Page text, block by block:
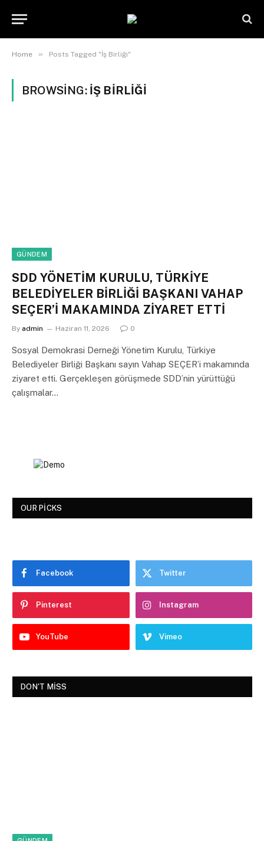
Home » Posts Tagged "İş Birliği"
BROWSING: İŞ BIRLIĞI
GÜNDEM
SDD YÖNETİM KURULU, TÜRKİYE
BELEDİYELER BİRLİĞİ BAŞKANI VAHAP
SEÇER’İ MAKAMINDA ZİYARET ETTİ
By admin Haziran 11, 2026 0
Sosyal Demokrasi Derneği Yönetim Kurulu, Türkiye
Belediyeler Birliği Başkanı sayın Vahap SEÇER’i makamında
ziyaret etti. Gerçekleşen görüşmede SDD’nin yürüttüğü
çalışmalar…
OUR PICKS
Facebook Twitter
Pinterest Instagram
YouTube Vimeo
DON'T MISS